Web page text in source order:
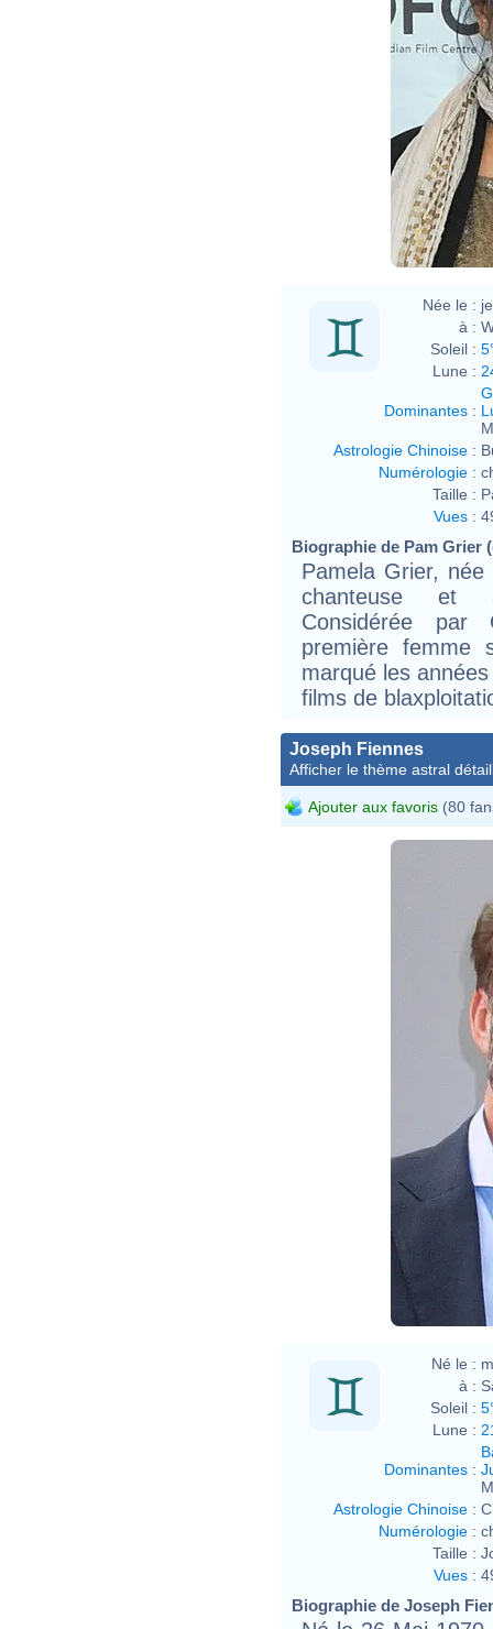
Née le :
à :
Soleil :
Lune :
Dominantes :
Astrologie Chinoise :
Numérologie :
Taille :
Vues :
Biographie de Pam Grier
Pamela Grier,
chanteuse et
Considérée par
première femme
marqué les
films de
Joseph Fiennes
Afficher le thème astral
Ajouter aux favoris (80
Né le :
à :
Soleil :
Lune :
Dominantes :
Astrologie Chinoise :
Numérologie :
Taille :
Vues :
Biographie de Joseph